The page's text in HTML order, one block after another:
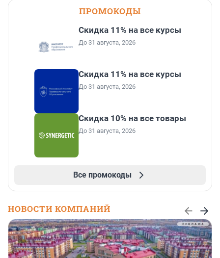
ПРОМОКОДЫ
Скидка 11% на все курсы
До 31 августа, 2026
Скидка 11% на все курсы
До 31 августа, 2026
Скидка 10% на все товары
До 31 августа, 2026
Все промокоды
НОВОСТИ КОМПАНИЙ